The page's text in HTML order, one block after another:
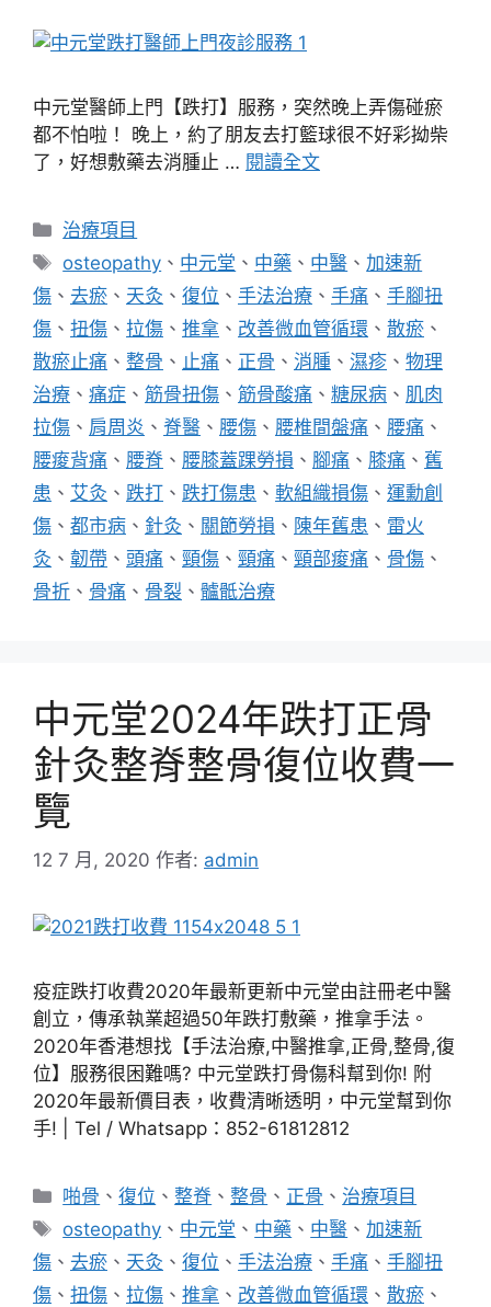
中元堂醫師上門【跌打】服務，突然晚上弄傷碰瘀
都不怕啦！ 晚上，約了朋友去打籃球很不好彩拗柴
了，好想敷藥去消腫止 … 閱讀全文
分
類
治療項目
標
籤
osteopathy 、 中元堂 、 中藥 、 中醫 、加速新
傷 、 去瘀 、 天灸 、 復位 、 手法治療 、 手痛 、 手腳扭
傷 、 扭傷 、 拉傷 、 推拿 、 改善微血管循環 、 散瘀 、
散瘀止痛 、 整骨 、 止痛 、 正骨 、 消腫 、 濕疹 、 物理
治療 、 痛症 、 筋骨扭傷 、 筋骨酸痛 、 糖尿病 、 肌肉
拉傷 、 肩周炎 、 脊醫 、 腰傷 、 腰椎間盤痛 、 腰痛 、
腰痠背痛 、 腰脊 、 腰膝蓋踝勞損 、 腳痛 、 膝痛 、 舊
患 、 艾灸 、 跌打 、 跌打傷患 、 軟組織損傷 、 運勳創
傷 、 都市病 、 針灸 、 關節勞損 、 陳年舊患 、 雷火
灸 、 韌帶 、 頭痛 、 頸傷 、 頸痛 、 頸部痠痛 、 骨傷 、
骨折 、 骨痛 、 骨裂 、 髗骶治療
中元堂2024年跌打正骨
針灸整脊整骨復位收費一
覽
12 7 月, 2020 作者: admin
疫症跌打收費2020年最新更新中元堂由註冊老中醫
創立，傳承執業超過50年跌打敷藥，推拿手法。
2020年香港想找【手法治療,中醫推拿,正骨,整骨,復
位】服務很困難嗎? 中元堂跌打骨傷科幫到你! 附
2020年最新價目表，收費清晰透明，中元堂幫到你
手! | Tel / Whatsapp：852-61812812
分
啪骨 、復位 、整脊 、整骨 、 正骨 、 治療項目
標
籤
osteopathy 、 中元堂 、 中藥 、 中醫 、加速新
傷 、 去瘀 、 天灸 、 復位 、 手法治療 、 手痛 、 手腳扭
傷 、 扭傷 、 拉傷 、 推拿 、 改善微血管循環 、 散瘀 、